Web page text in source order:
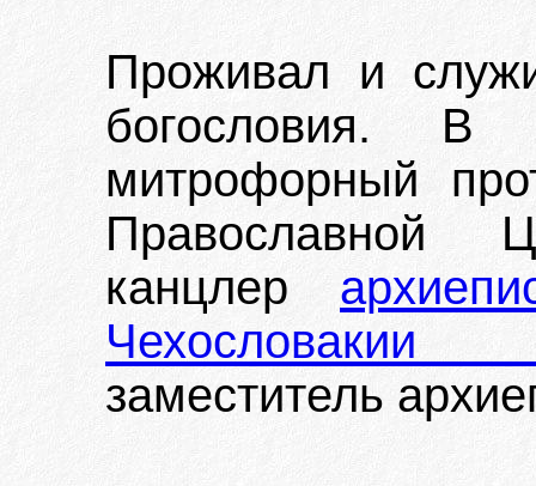
Проживал и
богословия.
митрофорный
Православной
канцлер
заместитель